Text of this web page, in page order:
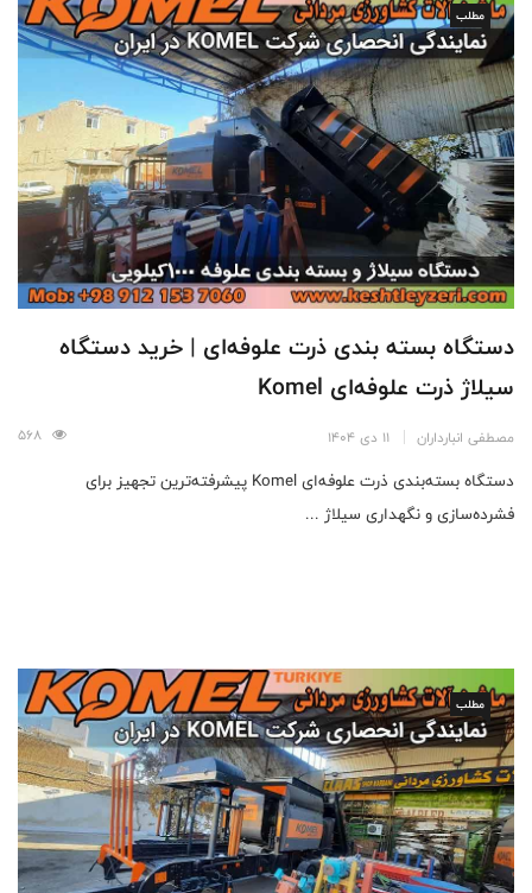
مطلب
دستگاه بسته بندی ذرت علوفه‌ای | خرید دستگاه
سیلاژ ذرت علوفه‌ای Komel
مصطفی انبارداران 11 دی 1404
دستگاه بسته‌بندی ذرت علوفه‌ای Komel پیشرفته‌ترین تجهیز برای
فشرده‌سازی و نگهداری سیلاژ ...
مطلب